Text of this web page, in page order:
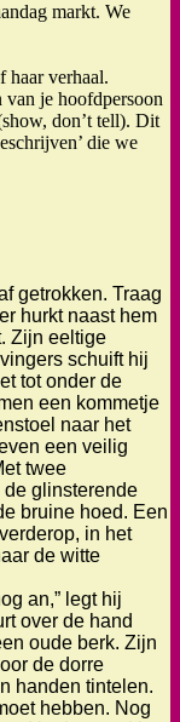
markt. We
haar verhaal.
van je hoofdpersoon
don’t tell). Dit
die we
getrokken. Traag
hurkt naast hem
Zijn eeltige
schuift hij
tot onder de
een kommetje
naar het
een veilig
twee
glinsterende
bruine hoed. Een
in het
de witte
an,” legt hij
over de hand
oude berk. Zijn
de dorre
handen tintelen.
hebben. Nog